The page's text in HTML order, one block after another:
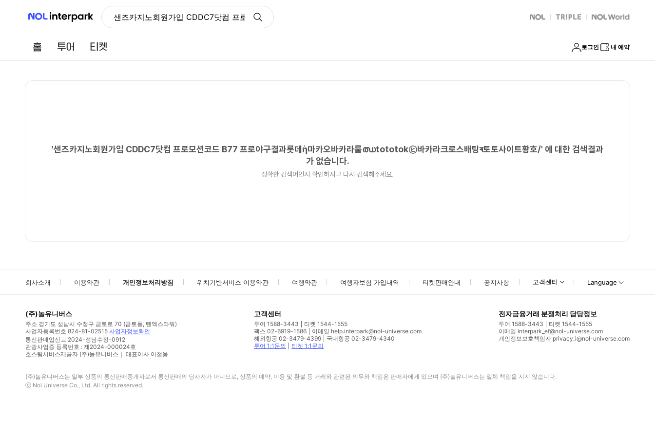
NOL 인터파크 샌즈카지노회원가입 CDDC7닷컴 프로모션코드 B77 프로야구결과롯데ὴ마카오바카라룰ഝtototok㋪바카라크로스배팅ৰ토토사이트황호/
NOL 트리플 Global Interpark
홈 투어 로그인 내 예약
'샌즈카지노회원가입 CDDC7닷컴 프로모션코드 B77 프로야구결과롯데ὴ마카오바카라룰ഝtototok㋪바카라크로스배팅ৰ토토사이트황호/' 에 대한 검색결과
가 없습니다.
정확한 검색어인지 확인하시고 다시 검색해주세요.
회사소개 이용약관 개인정보처리방침 위치기반서비스 이용약관 여행약관 여행자보험 가입내역 티켓판매안내 공지사항 고객센터 Language
(주)놀유니버스
주소 경기도 성남시 수정구 금토로 70 (금토동, 텐엑스타워)
사업자등록번호 824-81-02515 사업자정보확인
통신판매업신고 2024-성남수정-0912
관광사업증 등록번호 : 제2024-000024호
호스팅서비스제공자 (주)놀유니버스｜ 대표이사 이철웅
고객센터
투어 1588-3443
티켓 1544-1555
팩스 02-6919-1586
이메일 help.interpark@nol-universe.com
해외항공 02-3479-4399
국내항공 02-3479-4340
투어 1:1문의
티켓 1:1문의
전자금융거래 분쟁처리 담당정보
투어 1588-3443
티켓 1544-1555
이메일 interpark_ef@nol-universe.com
개인정보보호책임자 privacy_i@nol-universe.com
(주)놀유니버스는 일부 상품의 통신판매중개자로서 통신판매의 당사자가 아니므로, 상품의 예약, 이용 및 환불 등 거래와 관련된 의무와 책임은 판매자에게 있으며 (주)놀유니버스는 일체 책임을 지지 않습니다.
ⓒ Nol Universe Co., Ltd. All rights reserved.